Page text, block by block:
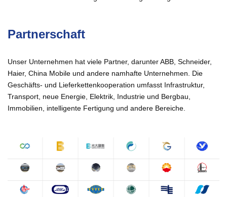
Partnerschaft
Unser Unternehmen hat viele Partner, darunter ABB, Schneider,
Haier, China Mobile und andere namhafte Unternehmen. Die
Geschäfts- und Lieferkettenkooperation umfasst Infrastruktur,
Transport, neue Energie, Elektrik, Industrie und Bergbau,
Immobilien, intelligente Fertigung und andere Bereiche.